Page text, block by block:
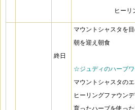
ヒーリ
終日
マウントシャスタを
朝を迎え朝食
☆ジュディのハーブ
マウントシャスタの
ヒーリングファウン